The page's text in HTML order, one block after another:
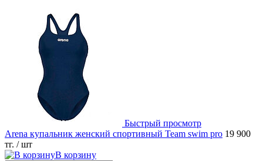
Быстрый просмотр
Arena купальник женский спортивный Team swim pro 19 900
тг. / шт
В корзину